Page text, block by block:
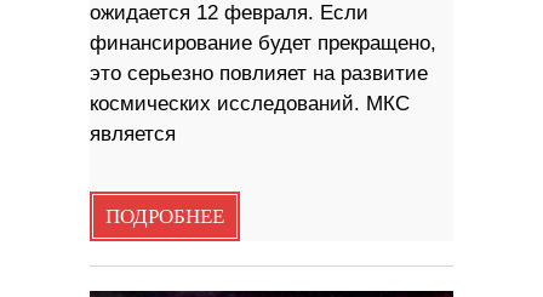
ожидается 12 февраля. Если
финансирование будет прекращено,
это серьезно повлияет на развитие
космических исследований. МКС
является
ПОДРОБНЕЕ